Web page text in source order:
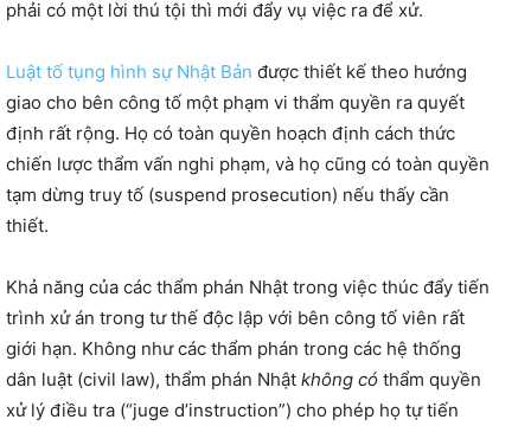
phải có một lời thú tội thì mới đẩy vụ việc ra để xử.
Luật tố tụng hình sự Nhật Bản được thiết kế theo hướng
giao cho bên công tố một phạm vi thẩm quyền ra quyết
định rất rộng. Họ có toàn quyền hoạch định cách thức
chiến lược thẩm vấn nghi phạm, và họ cũng có toàn quyền
tạm dừng truy tố (suspend prosecution) nếu thấy cần
thiết.
Khả năng của các thẩm phán Nhật trong việc thúc đẩy tiến
trình xử án trong tư thế độc lập với bên công tố viên rất
giới hạn. Không như các thẩm phán trong các hệ thống
dân luật (civil law), thẩm phán Nhật không có thẩm quyền
xử lý điều tra (“juge d’instruction”) cho phép họ tự tiến